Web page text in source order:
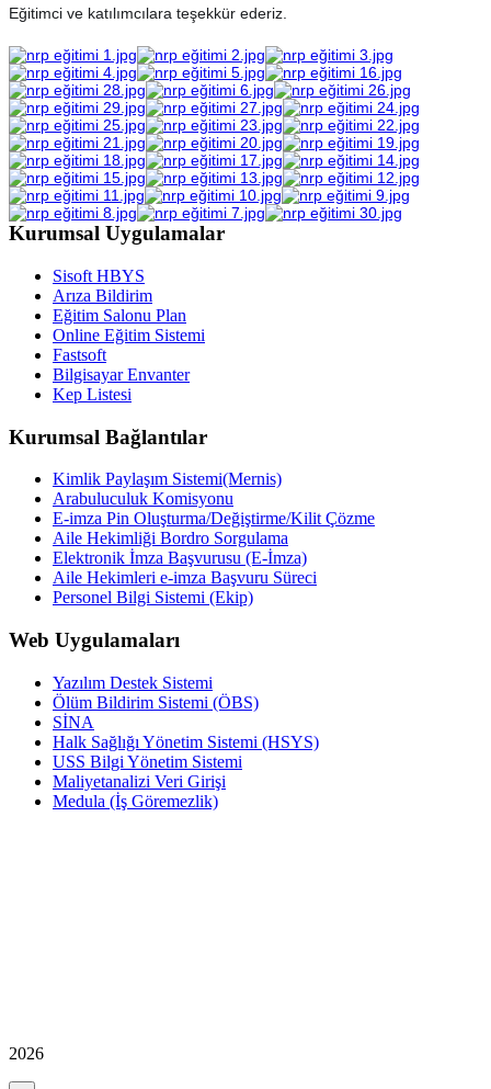
Eğitimci ve katılımcılara teşekkür ederiz.
Kurumsal Uygulamalar
Sisoft HBYS
Arıza Bildirim
Eğitim Salonu Plan
Online Eğitim Sistemi
Fastsoft
Bilgisayar Envanter
Kep Listesi
Kurumsal Bağlantılar
Kimlik Paylaşım Sistemi(Mernis)
Arabuluculuk Komisyonu
E-imza Pin Oluşturma/Değiştirme/Kilit Çözme
Aile Hekimliği Bordro Sorgulama
Elektronik İmza Başvurusu (E-İmza)
Aile Hekimleri e-imza Başvuru Süreci
Personel Bilgi Sistemi (Ekip)
Web Uygulamaları
Yazılım Destek Sistemi
Ölüm Bildirim Sistemi (ÖBS)
SİNA
Halk Sağlığı Yönetim Sistemi (HSYS)
USS Bilgi Yönetim Sistemi
Maliyetanalizi Veri Girişi
Medula (İş Göremezlik)
2026